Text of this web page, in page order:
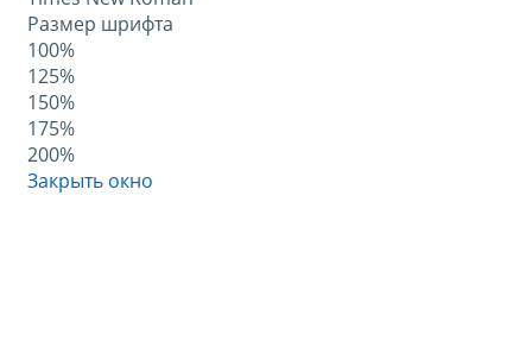
Размер шрифта
100%
125%
150%
175%
200%
Закрыть окно